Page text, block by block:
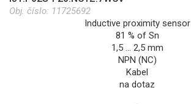
Obj. číslo: 11725692
Inductive proximity sensor
81 % of Sn
1,5 … 2,5 mm
NPN (NC)
Kabel
na dotaz